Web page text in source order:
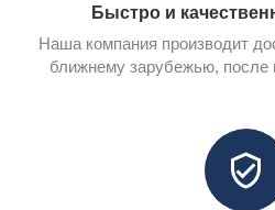
Быстро и
Наша компания производит
ближнему зарубежью, после